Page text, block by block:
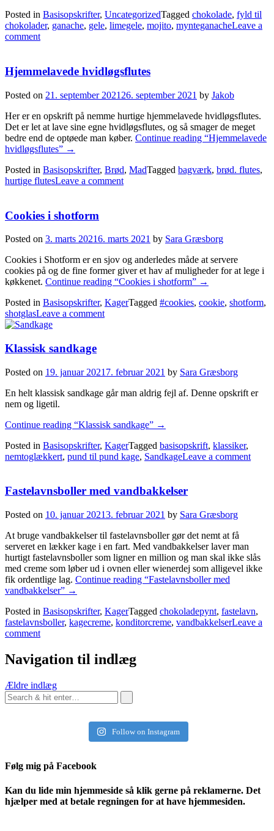
Posted in Basisopskrifter, UncategorizedTagged chokolade, fyld til
chokolader, ganache, gele, limegele, mojito, mynteganacheLeave a
comment
Hjemmelavede hvidløgsflutes
Posted on 21. september 2021 26. september 2021 by Jakob
Her er en opskrift på nemme hurtige hjemmelavede hvidløgsflutes.
Det er let at lave sine egne hvidløgsflutes, og så smager de meget
bedre end de optøede man køber. Continue reading “Hjemmelavede
hvidløgsflutes” →
Posted in Basisopskrifter, Brød, MadTagged bagværk, brød. flutes,
hurtige flutesLeave a comment
Cookies i shotform
Posted on 3. marts 20216. marts 2021 by Sara Græsborg
Cookies i Shotform er en sjov og anderledes måde at servere
cookies på og de fine former giver et hav af muligheder for at lege i
køkkenet. Continue reading “Cookies i shotform” →
Posted in Basisopskrifter, KagerTagged #cookies, cookie, shotform,
shotglasLeave a comment
Klassisk sandkage
Posted on 19. januar 2021 7. februar 2021 by Sara Græsborg
En helt klassisk sandkage går man aldrig fejl af. Denne opskrift er
nem og ligetil.
Continue reading “Klassisk sandkage” →
Posted in Basisopskrifter, KagerTagged basisopskrift, klassiker,
nemtoglækkert, pund til pund kage, SandkageLeave a comment
Fastelavnsboller med vandbakkelser
Posted on 10. januar 20213. februar 2021 by Sara Græsborg
At bruge vandbakkelser til fastelavnsboller gør det nemt at få
serveret en lækker kage i en fart. Med vandbakkelser laver man
hurtigt fastelavnsboller som ligner en million og man skal ikke slås
med creme som løber ud i ovnen eller wienerdej som alligevel ikke
fik ordentlige lag. Continue reading “Fastelavnsboller med
vandbakkelser” →
Posted in Basisopskrifter, KagerTagged chokoladepynt, fastelavn,
fastelavnsboller, kagecreme, konditorcreme, vandbakkelserLeave a
comment
Navigation til indlæg
Ældre indlæg
Follow on Instagram
Følg mig på Facebook
Kan du lide min hjemmeside så klik gerne på reklamerne. Det
hjælper med at betale regningen for at have hjemmesiden.